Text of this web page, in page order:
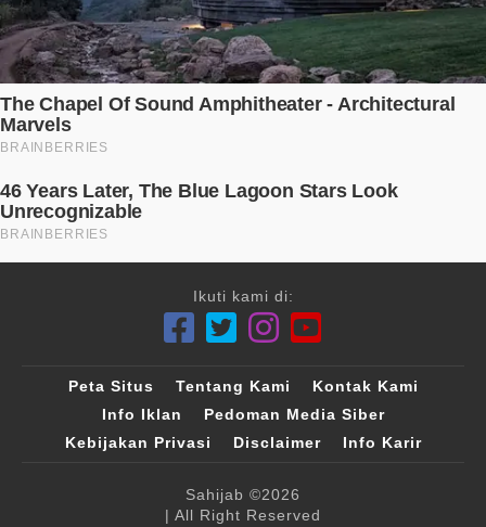
Ikuti kami di:
Peta Situs Tentang Kami
Kontak Kami
Info Iklan
Pedoman Media Siber
Kebijakan Privasi
Disclaimer Info Karir
Sahijab ©2026
| All Right Reserved